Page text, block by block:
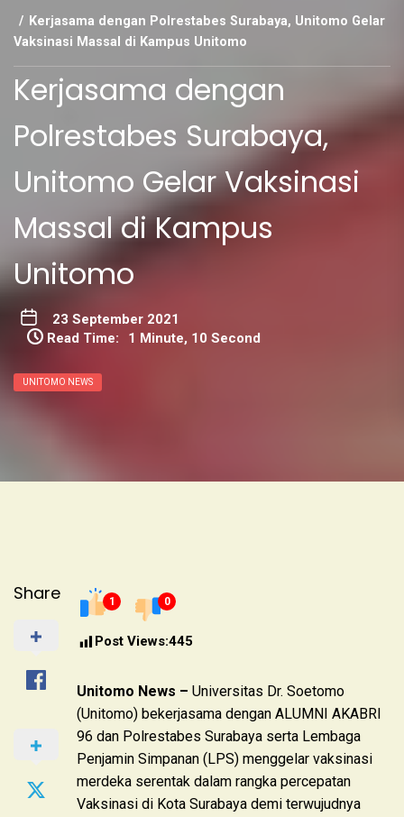
Kerjasama dengan Polrestabes Surabaya, Unitomo Gelar
Vaksinasi Massal di Kampus Unitomo
Kerjasama dengan
Polrestabes Surabaya,
Unitomo Gelar Vaksinasi
Massal di Kampus
Unitomo
23 September 2021
Read Time:
1 Minute, 10 Second
UNITOMO NEWS
Share 1 0
Post Views:445
Unitomo News – Universitas Dr. Soetomo
(Unitomo) bekerjasama dengan ALUMNI AKABRI
96 dan Polrestabes Surabaya serta Lembaga
Penjamin Simpanan (LPS) menggelar vaksinasi
merdeka serentak dalam rangka percepatan
Vaksinasi di Kota Surabaya demi terwujudnya